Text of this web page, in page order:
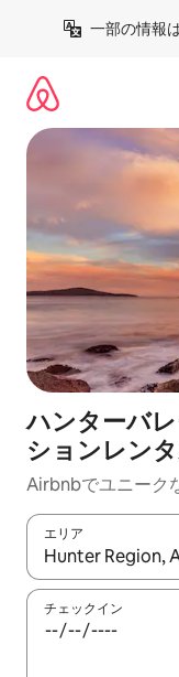
一部の情報
ハンターバ
ションレン
Airbnbでユニーク
エリア
検索結果が表示さ
チェックイン